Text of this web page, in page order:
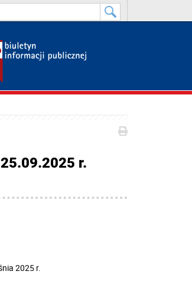
r.
2025 r.